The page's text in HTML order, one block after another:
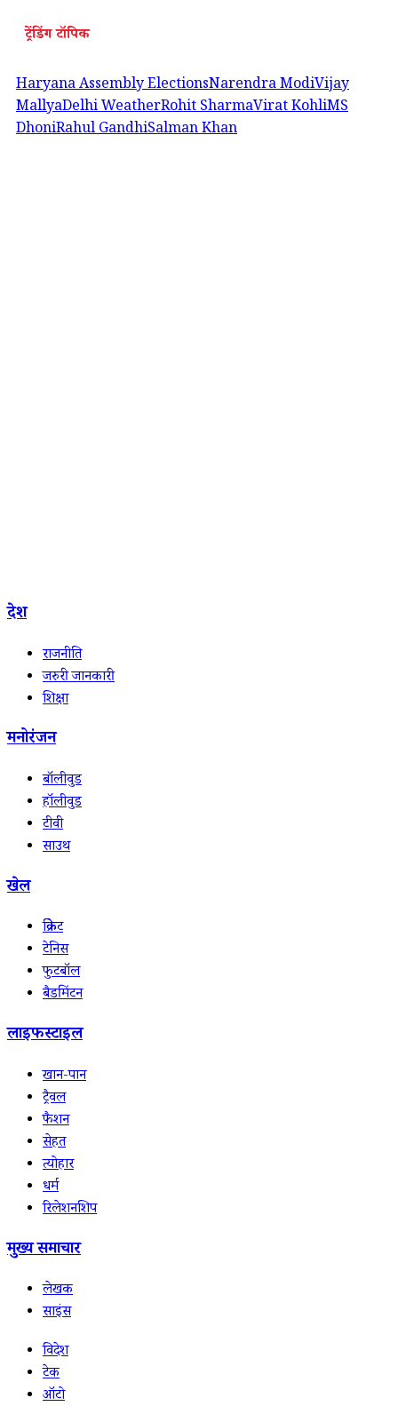
ट्रेंडिंग टॉपिक
Haryana Assembly ElectionsNarendra ModiVijay
MallyaDelhi WeatherRohit SharmaVirat KohliMS
DhoniRahul GandhiSalman Khan
देश
राजनीति
जरुरी जानकारी
शिक्षा
मनोरंजन
बॉलीवुड
हॉलीवुड
टीवी
साउथ
खेल
क्रिकेट
टेनिस
फुटबॉल
बैडमिंटन
लाइफस्टाइल
खान-पान
ट्रैवल
फैशन
सेहत
त्योहार
धर्म
रिलेशनशिप
मुख्य समाचार
लेखक
साइंस
विदेश
टेक
ऑटो